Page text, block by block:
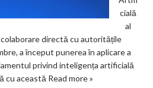
cială
al
directă cu autoritățile
a început punerea în aplicare a
privind inteligența artificială
cu această Read more »